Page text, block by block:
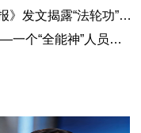
法轮功”邪教本质答记者问
“全能神”人员的重生